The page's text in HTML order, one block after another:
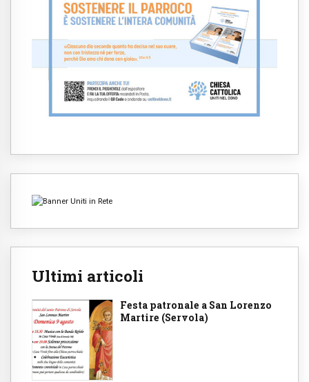
Ultimi articoli
Festa patronale a San Lorenzo
Martire (Servola)